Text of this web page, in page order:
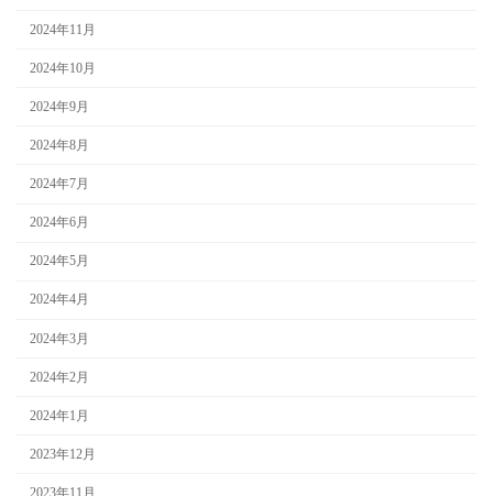
2024年11月
2024年10月
2024年9月
2024年8月
2024年7月
2024年6月
2024年5月
2024年4月
2024年3月
2024年2月
2024年1月
2023年12月
2023年11月